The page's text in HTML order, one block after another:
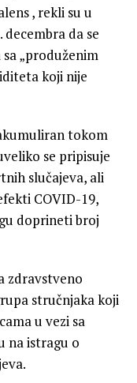
, rekli su u
da se
„produženim
koji nije
tokom
se pripisuje
slučajeva, ali
COVID-19,
doprineti broj
zdravstveno
stručnjaka koji
u vezi sa
na istragu o